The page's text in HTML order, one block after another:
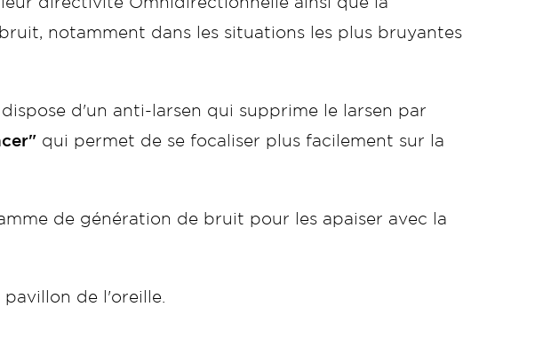
directivité Omnidirectionnelle ainsi que la
notamment dans les situations les plus bruyantes
dispose d'un anti-larsen qui supprime le larsen par
qui permet de se focaliser plus facilement sur la
de génération de bruit pour les apaiser avec la
de l'oreille.